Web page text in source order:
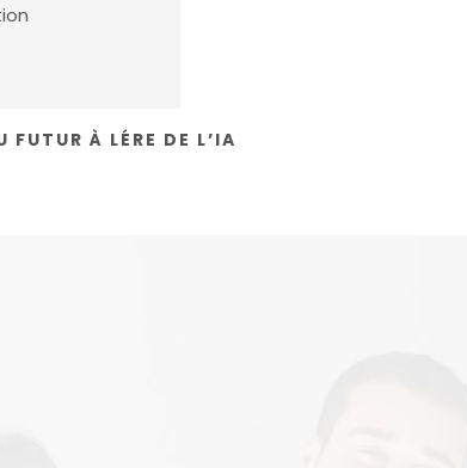
FUTUR À LÉRE DE L’IA